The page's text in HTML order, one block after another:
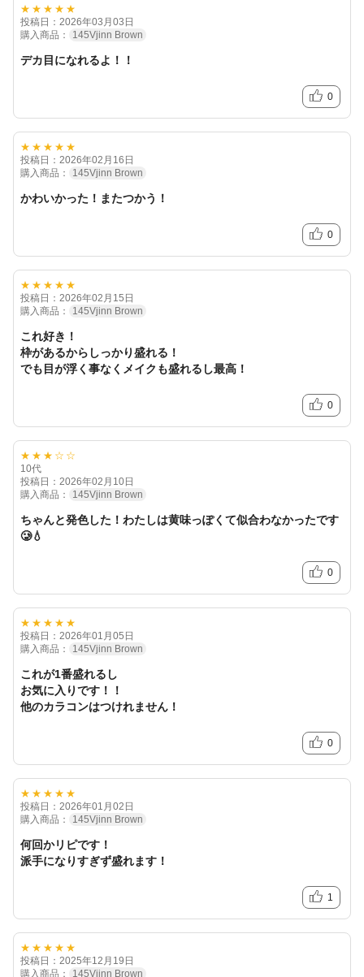
★★★★★
投稿日：2026年03月03日
購入商品：
145Vjinn Brown
デカ目になれるよ！！
0
★★★★★
投稿日：2026年02月16日
購入商品：
145Vjinn Brown
かわいかった！またつかう！
0
★★★★★
投稿日：2026年02月15日
購入商品：
145Vjinn Brown
これ好き！
枠があるからしっかり盛れる！
でも目が浮く事なくメイクも盛れるし最高！
0
★★★☆☆
10代
投稿日：2026年02月10日
購入商品：
145Vjinn Brown
ちゃんと発色した！わたしは黄味っぽくて似合わなかったです
🥲💧
0
★★★★★
投稿日：2026年01月05日
購入商品：
145Vjinn Brown
これが1番盛れるし
お気に入りです！！
他のカラコンはつけれません！
0
★★★★★
投稿日：2026年01月02日
購入商品：
145Vjinn Brown
何回かリピです！
派手になりすぎず盛れます！
1
★★★★★
投稿日：2025年12月19日
購入商品：
145Vjinn Brown